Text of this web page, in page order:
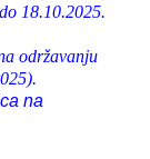
18.10.2025.
održavanju
na